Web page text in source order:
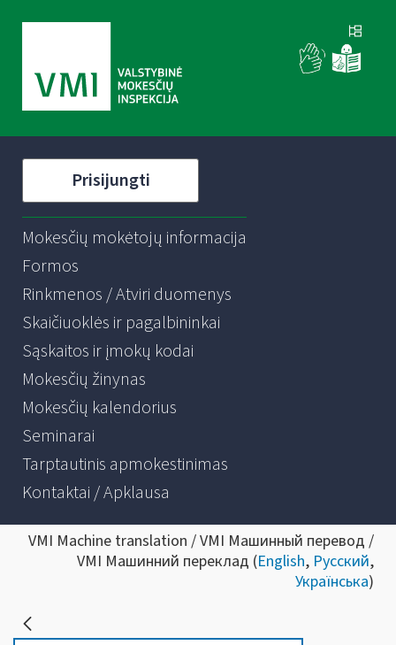
Prisijungti
Mokesčių mokėtojų informacija
Formos
Rinkmenos / Atviri duomenys
Skaičiuoklės ir pagalbininkai
Sąskaitos ir įmokų kodai
Mokesčių žinynas
Mokesčių kalendorius
Seminarai
Tarptautinis apmokestinimas
Kontaktai / Apklausa
VMI Machine translation / VMI Машинный перевод /
VMI Машинний переклад (English, Русский,
Українська)